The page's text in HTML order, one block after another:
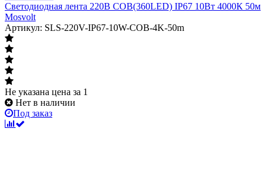
Светодиодная лента 220В COB(360LED) IP67 10Вт 4000К 50м
Mosvolt
Артикул: SLS-220V-IP67-10W-COB-4K-50m
Не указана цена за 1
Нет в наличии
Под заказ